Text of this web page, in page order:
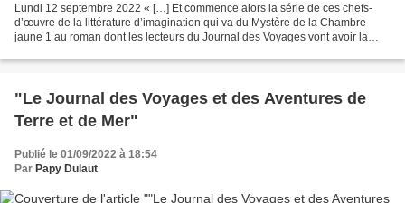
Lundi 12 septembre 2022 « […] Et commence alors la série de ces chefs-
d’œuvre de la littérature d’imagination qui va du Mystère de la Chambre
jaune 1 au roman dont les lecteurs du Journal des Voyages vont avoir la
"Le Journal des Voyages et des Aventures de
Terre et de Mer"
Publié le 01/09/2022 à 18:54
Par Papy Dulaut